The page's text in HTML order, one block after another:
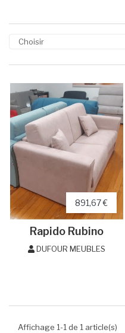
Choisir
891,67 €
Rapido Rubino
DUFOUR MEUBLES
Affichage 1-1 de 1 article(s)